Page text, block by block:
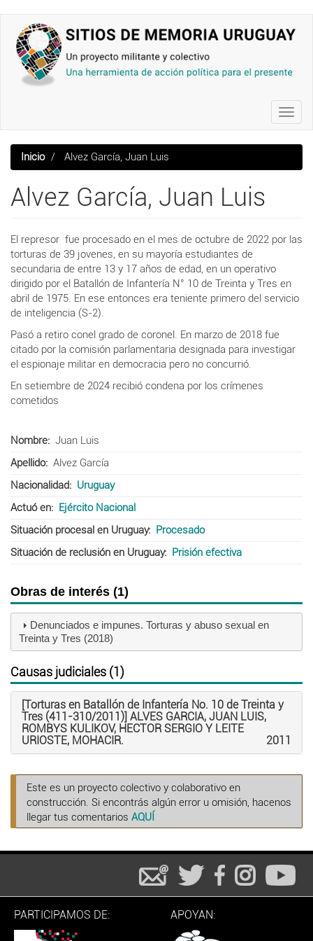
contenido
principal
Inicio Alvez García, Juan Luis
Alvez García, Juan Luis
El represor fue procesado en el mes de octubre de 2022 por las
torturas de 39 jovenes, en su mayoría estudiantes de
secundaria de entre 13 y 17 años de edad, en un operativo
dirigido por el Batallón de Infantería N° 10 de Treinta y Tres en
abril de 1975. En ese entonces era teniente primero del servicio
de inteligencia (S-2).
Pasó a retiro conel grado de coronel. En marzo de 2018 fue
citado por la comisión parlamentaria designada para investigar
el espionaje militar en democracia pero no concurrió.
En setiembre de 2024 recibió condena por los crímenes
cometidos
Nombre
Juan Luis
Apellido
Alvez García
Nacionalidad
Uruguay
Actuó en
Ejército Nacional
Situación procesal en Uruguay
Procesado
Situación de reclusión en Uruguay
Prisión efectiva
Obras de interés (1)
Denunciados e impunes. Torturas y abuso sexual en
Treinta y Tres (2018)
Causas judiciales (1)
[Torturas en Batallón de Infantería No. 10 de Treinta y
Tres (411-310/2011)] ALVES GARCIA, JUAN LUIS,
ROMBYS KULIKOV, HECTOR SERGIO Y LEITE
URIOSTE, MOHACIR.
2011
Este es un proyecto colectivo y colaborativo en
construcción. Si encontrás algún error u omisión, hacenos
llegar tus comentarios AQUÍ
PARTICIPAMOS DE: APOYAN: